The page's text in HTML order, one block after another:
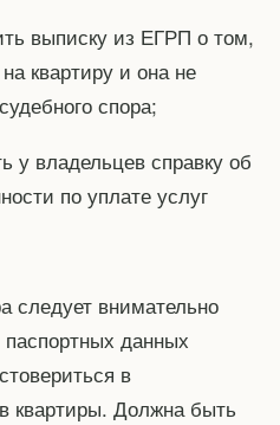
выписку из ЕГРП о том,
квартиру и она не
спора;
у владельцев справку об
по уплате услуг
следует внимательно
данных
в
квартиры. Должна быть